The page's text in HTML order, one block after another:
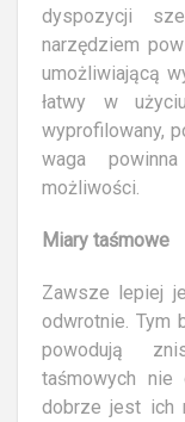
dyspozycji
narzędziem
umożliwiającą
łatwy w
wyprofilowany,
waga
możliwości.
Miary taśmowe
Zawsze lepiej
odwrotnie. Tym
powodują
taśmowych
dobrze jest ich